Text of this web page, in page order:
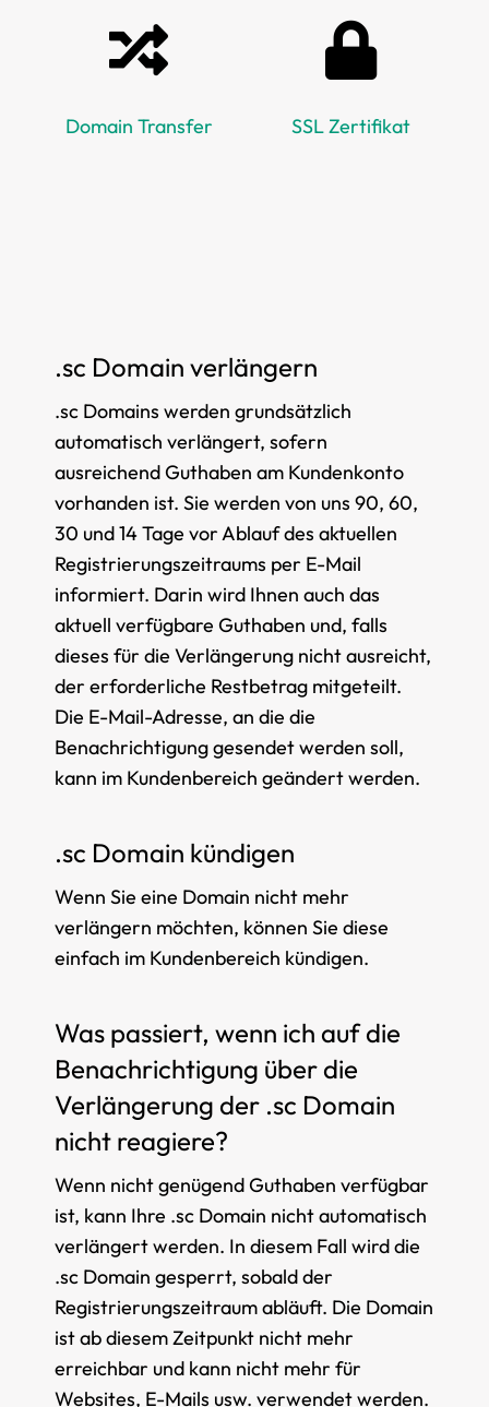
Domain Transfer SSL Zertifikat
.sc Domain verlängern
.sc Domains werden grundsätzlich
automatisch verlängert, sofern
ausreichend Guthaben am Kundenkonto
vorhanden ist. Sie werden von uns 90, 60,
30 und 14 Tage vor Ablauf des aktuellen
Registrierungszeitraums per E-Mail
informiert. Darin wird Ihnen auch das
aktuell verfügbare Guthaben und, falls
dieses für die Verlängerung nicht ausreicht,
der erforderliche Restbetrag mitgeteilt.
Die E-Mail-Adresse, an die die
Benachrichtigung gesendet werden soll,
kann im Kundenbereich geändert werden.
.sc Domain kündigen
Wenn Sie eine Domain nicht mehr
verlängern möchten, können Sie diese
einfach im Kundenbereich kündigen.
Was passiert, wenn ich auf die
Benachrichtigung über die
Verlängerung der .sc Domain
nicht reagiere?
Wenn nicht genügend Guthaben verfügbar
ist, kann Ihre .sc Domain nicht automatisch
verlängert werden. In diesem Fall wird die
.sc Domain gesperrt, sobald der
Registrierungszeitraum abläuft. Die Domain
ist ab diesem Zeitpunkt nicht mehr
erreichbar und kann nicht mehr für
Websites, E-Mails usw. verwendet werden.